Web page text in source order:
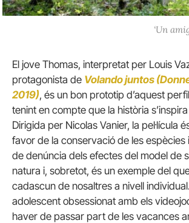
‘Un
El jove Thomas, interpretat per Louis
protagonista de Volando juntos
2019), és un bon prototip d’aquest
tenint en compte que la història
Dirigida per Nicolas Vanier, la pel·lícula
favor de la conservació de les espècies
de denúncia dels efectes del model de
natura i, sobretot, és un exemple del
cadascun de nosaltres a nivell
adolescent obsessionat amb els
haver de passar part de les vacances